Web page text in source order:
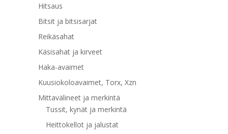
Hitsaus
Bitsit ja bitsisarjat
Reikäsahat
Käsisahat ja kirveet
Haka-avaimet
Kuusiokoloavaimet, Torx, Xzn
Mittavälineet ja merkintä
Tussit, kynät ja merkintä
Heittokellot ja jalustat